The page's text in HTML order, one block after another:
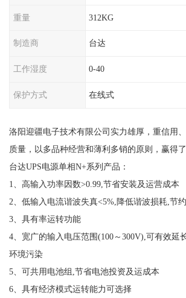
重量 312KG
制造商 台达
工作湿度 0-40
保护方式 在线式
洛阳迎疆电子技术有限公司实力雄厚，重信用
质量，以多品种经营和薄利多销的原则，赢得
台达UPS电源单相N+系列产品：
1、高输入功率因数>0.99,节省安装及运营成本
2、低输入电流谐波失真<5%,降低谐波损耗,节
3、具有率运转功能
4、宽广的输入电压范围(100～300V),可有效延
环境污染
5、可共用电池组,节省电池投资及运成本
6、具有经济模式运转能力可选择